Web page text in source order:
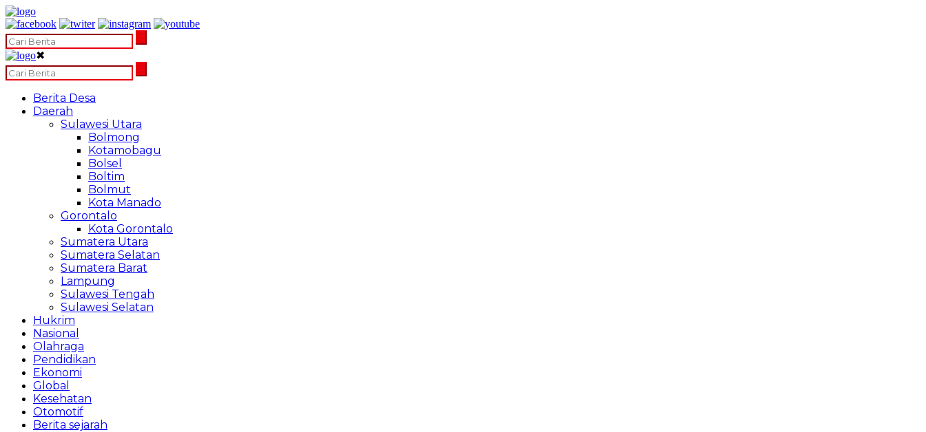
✖
Berita Desa
Daerah
Sulawesi Utara
Bolmong
Kotamobagu
Bolsel
Boltim
Bolmut
Kota Manado
Gorontalo
Kota Gorontalo
Sumatera Utara
Sumatera Selatan
Sumatera Barat
Lampung
Sulawesi Tengah
Sulawesi Selatan
Hukrim
Nasional
Olahraga
Pendidikan
Ekonomi
Global
Kesehatan
Otomotif
Berita sejarah